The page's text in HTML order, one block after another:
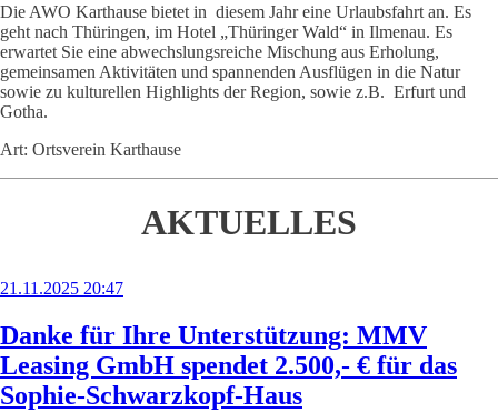
Die AWO Karthause bietet in diesem Jahr eine Urlaubsfahrt an. Es
geht nach Thüringen, im Hotel „Thüringer Wald“ in Ilmenau. Es
erwartet Sie eine abwechslungsreiche Mischung aus Erholung,
gemeinsamen Aktivitäten und spannenden Ausflügen in die Natur
sowie zu kulturellen Highlights der Region, sowie z.B. Erfurt und
Gotha.
Art: Ortsverein Karthause
AKTUELLES
21.11.2025 20:47
Danke für Ihre Unterstützung: MMV
Leasing GmbH spendet 2.500,- € für das
Sophie-Schwarzkopf-Haus